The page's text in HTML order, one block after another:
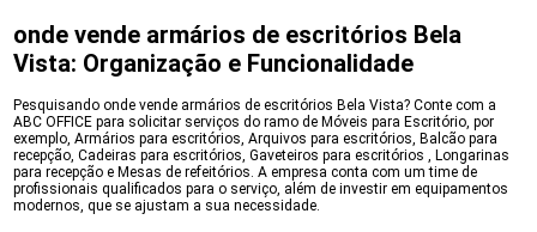
onde vende armários de escritórios Bela
Vista: Organização e Funcionalidade
Pesquisando onde vende armários de escritórios Bela Vista? Conte com a
ABC OFFICE para solicitar serviços do ramo de Móveis para Escritório, por
exemplo, Armários para escritórios, Arquivos para escritórios, Balcão para
recepção, Cadeiras para escritórios, Gaveteiros para escritórios , Longarinas
para recepção e Mesas de refeitórios. A empresa conta com um time de
profissionais qualificados para o serviço, além de investir em equipamentos
modernos, que se ajustam a sua necessidade.